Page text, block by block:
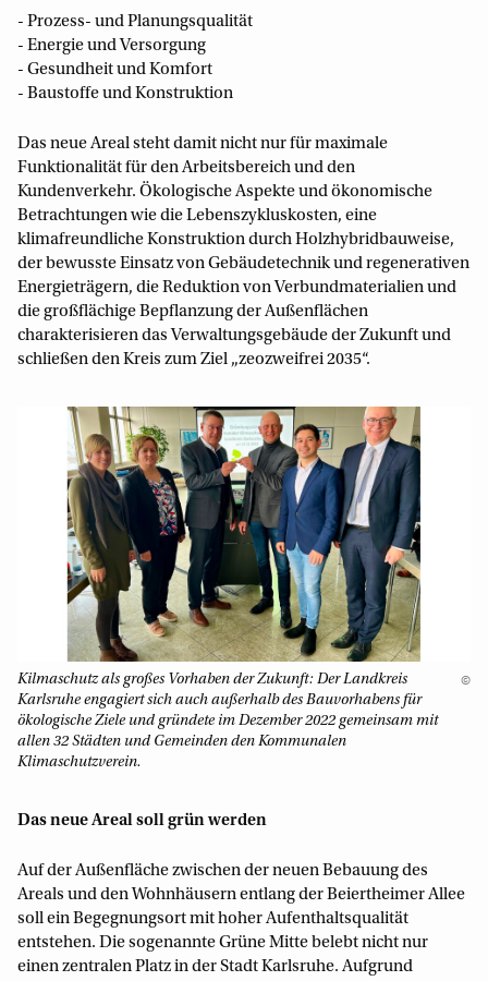
- Prozess- und Planungsqualität
- Energie und Versorgung
- Gesundheit und Komfort
- Baustoffe und Konstruktion
Das neue Areal steht damit nicht nur für maximale
Funktionalität für den Arbeitsbereich und den
Kundenverkehr. Ökologische Aspekte und ökonomische
Betrachtungen wie die Lebenszykluskosten, eine
klimafreundliche Konstruktion durch Holzhybridbauweise,
der bewusste Einsatz von Gebäudetechnik und regenerativen
Energieträgern, die Reduktion von Verbundmaterialien und
die großflächige Bepflanzung der Außenflächen
charakterisieren das Verwaltungsgebäude der Zukunft und
schließen den Kreis zum Ziel „zeozweifrei 2035“.
Kilmaschutz als großes Vorhaben der Zukunft: Der Landkreis
Karlsruhe engagiert sich auch außerhalb des Bauvorhabens für
ökologische Ziele und gründete im Dezember 2022 gemeinsam mit
allen 32 Städten und Gemeinden den Kommunalen
Klimaschutzverein.
©
Das neue Areal soll grün werden
Auf der Außenfläche zwischen der neuen Bebauung des
Areals und den Wohnhäusern entlang der Beiertheimer Allee
soll ein Begegnungsort mit hoher Aufenthaltsqualität
entstehen. Die sogenannte Grüne Mitte belebt nicht nur
einen zentralen Platz in der Stadt Karlsruhe. Aufgrund